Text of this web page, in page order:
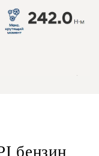
бензин